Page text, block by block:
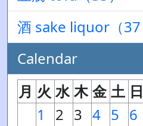
酒 sake liquor（37
Calendar
月 火 水 木 金 土 日
1
2 3 4 5 6